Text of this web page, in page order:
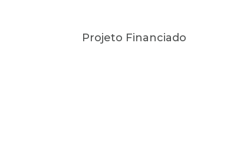
Projeto Financiado